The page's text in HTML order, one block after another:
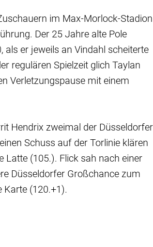
im Max-Morlock-Stadion
Der 25 Jahre alte Pole
als er jeweils an Vindahl scheiterte
regulären Spielzeit glich Taylan
Verletzungspause mit einem
Hendrix zweimal der Düsseldorfer
Schuss auf der Torlinie klären
Latte (105.). Flick sah nach einer
Düsseldorfer Großchance zum
Karte (120.+1).